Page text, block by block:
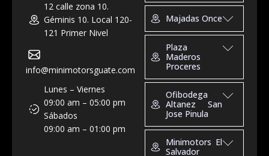
12 calle zona 10.
Géminis 10. Local 120-
121 Primer Nivel
info@minimotorsguate.com
Lunes – Viernes
09:00 am – 05:00 pm
Sábados
09:00 am – 01:00 pm
Geminis 10
Tel: +502 3025-2892
Horario de Atención:
Lun-Vns de 9:00 –
19:00, Sábados de
9:00 – 15:00
Direccion: 12 Calle 1-
25, Cdad. de
Guatemala Geminis
10. Local 120-121
Majadas Once
Majadas Once
Tel: +502 3003-0642
Horario de Atención:
Domingo-Jueves de
10:00 - 20:00, Viernes
y Sábado de 10:00 -
21:00
Dirección: 27 Av. 6-40,
Cdad. de Guatemala
Plaza
Maderos
Proceres
Plaza Maderos
Proceres
Tel: +502 2253-0210
Horario de Atención:
Lunes - Sábado 9:00 –
Ofibodega
Altanez San
Jose Pinula
Ofibodega Altanez
San Jose Pinula
Minimotors El
Salvador